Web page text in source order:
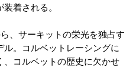
着される。
、サーキットの栄光を独占す
。コルベットレーシングに
コルベットの歴史に欠かせ